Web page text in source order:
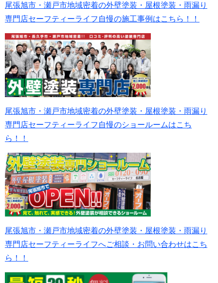
尾張旭市・瀬戸市地域密着の外壁塗装・屋根塗装・雨漏り
専門店セーフティーライフ自慢の施工事例はこちら！！
尾張旭市・瀬戸市地域密着の外壁塗装・屋根塗装・雨漏り
専門店セーフティーライフ自慢のショールームはこち
ら！！
尾張旭市・瀬戸市地域密着の外壁塗装・屋根塗装・雨漏り
専門店セーフティーライフへご相談・お問い合わせはこち
ら！！